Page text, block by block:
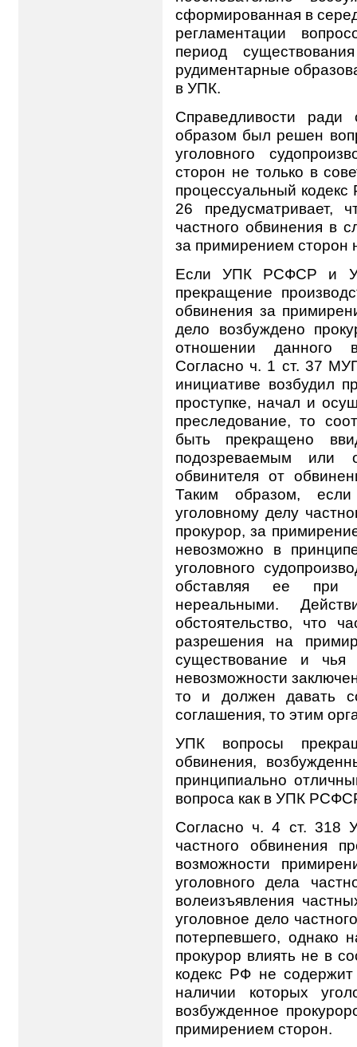
сформированная в
регламентации
период
рудиментарные
в УПК.
Справедливости ради
образом был решен
уголовного
сторон не только в
процессуальный кодекс
26 предусматривает,
частного обвинения в
за примирением сторон
Если УПК РСФСР и
прекращение
обвинения за
дело возбуждено
отношении данного
Согласно ч. 1 ст. 37
инициативе возбудил
проступке, начал и
преследование, то
быть прекращено
подозреваемым или
обвинителя от
Таким образом,
уголовному делу
прокурор, за
невозможно в
уголовного
обставляя ее при
нереальными.
обстоятельство, что
разрешения на
существование и чья
невозможности
то и должен давать
соглашения, то этим
УПК вопросы
обвинения,
принципиально
вопроса как в УПК
Согласно ч. 4 ст. 318
частного обвинения
возможности
уголовного дела
волеизъявления
уголовное дело
потерпевшего, однако
прокурор влиять не в
кодекс РФ не
наличии которых
возбужденное
примирением сторон.